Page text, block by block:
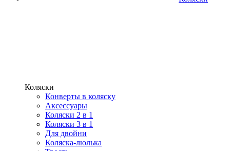
Коляски
Конверты в коляску
Аксессуары
Коляски 2 в 1
Коляски 3 в 1
Для двойни
Коляска-люлька